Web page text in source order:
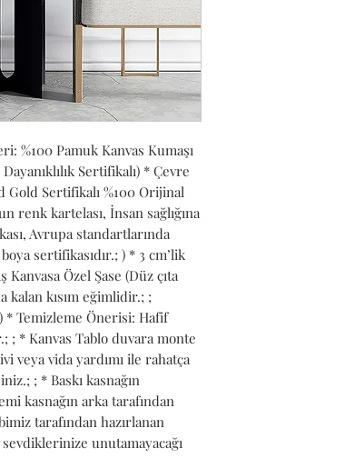
%100 Pamuk Kanvas Kumaşı
Sertifikalı) * Çevre
Sertifikalı %100 Orijinal
renk kartelası, İnsan sağlığına
Avrupa standartlarında
sertifikasıdır.; ) * 3 cm’lik
Kanvasa Özel Şase (Düz çıta
kalan kısım eğimlidir.; ;
* Temizleme Önerisi: Hafif
; * Kanvas Tablo duvara monte
veya vida yardımı ile rahatça
; * Baskı kasnağın
kasnağın arka tarafından
tarafından hazırlanan
unutamayacağı